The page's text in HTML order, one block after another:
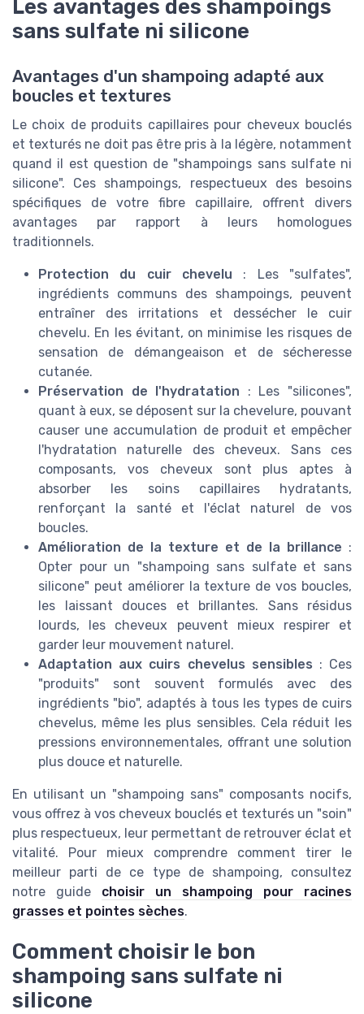
Les avantages des shampoings
sans sulfate ni silicone
Avantages d'un shampoing adapté aux
boucles et textures
Le choix de produits capillaires pour cheveux bouclés
et texturés ne doit pas être pris à la légère, notamment
quand il est question de "shampoings sans sulfate ni
silicone". Ces shampoings, respectueux des besoins
spécifiques de votre fibre capillaire, offrent divers
avantages par rapport à leurs homologues
traditionnels.
Protection du cuir chevelu : Les "sulfates",
ingrédients communs des shampoings, peuvent
entraîner des irritations et dessécher le cuir
chevelu. En les évitant, on minimise les risques de
sensation de démangeaison et de sécheresse
cutanée.
Préservation de l'hydratation : Les "silicones",
quant à eux, se déposent sur la chevelure, pouvant
causer une accumulation de produit et empêcher
l'hydratation naturelle des cheveux. Sans ces
composants, vos cheveux sont plus aptes à
absorber les soins capillaires hydratants,
renforçant la santé et l'éclat naturel de vos
boucles.
Amélioration de la texture et de la brillance :
Opter pour un "shampoing sans sulfate et sans
silicone" peut améliorer la texture de vos boucles,
les laissant douces et brillantes. Sans résidus
lourds, les cheveux peuvent mieux respirer et
garder leur mouvement naturel.
Adaptation aux cuirs chevelus sensibles : Ces
"produits" sont souvent formulés avec des
ingrédients "bio", adaptés à tous les types de cuirs
chevelus, même les plus sensibles. Cela réduit les
pressions environnementales, offrant une solution
plus douce et naturelle.
En utilisant un "shampoing sans" composants nocifs,
vous offrez à vos cheveux bouclés et texturés un "soin"
plus respectueux, leur permettant de retrouver éclat et
vitalité. Pour mieux comprendre comment tirer le
meilleur parti de ce type de shampoing, consultez
notre guide choisir un shampoing pour racines
grasses et pointes sèches.
Comment choisir le bon
shampoing sans sulfate ni
silicone